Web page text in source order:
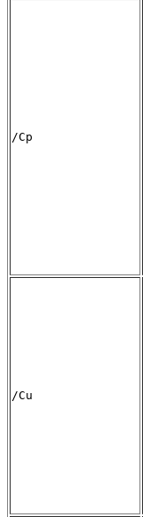
/Cp
/Cu